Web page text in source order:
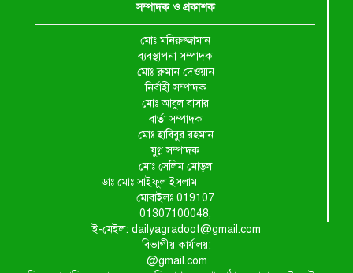
সম্পাদক ও প্রকাশক
মোঃ মনিরুজ্জামান
ব্যবস্থাপনা সম্পাদক
মোঃ রুমান দেওয়ান
নির্বাহী সম্পাদক
মোঃ আবুল বাসার
বার্তা সম্পাদক
মোঃ হাবিবুর রহমান
যুগ্ন সম্পাদক
মোঃ সেলিম মোড়ল
ডাঃ মোঃ সাইফুল ইসলাম
মোবাইলঃ 019107
01307100048,
ই-মেইল: dailyagradoot@gmail.com
বিভাগীয় কার্যালয়:
@gmail.com